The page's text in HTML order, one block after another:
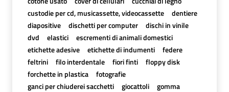
custodie per cd, musicassette, videocassette
dentiere
diapositive
dischetti per computer
dischi in vinile
dvd
elastici
escrementi di animali domestici
etichette adesive
etichette di indumenti
federe
feltrini
filo interdentale fiori finti
floppy disk
forchette in plastica
fotografie
ganci per chiuderei sacchetti
giocattoli
gomma